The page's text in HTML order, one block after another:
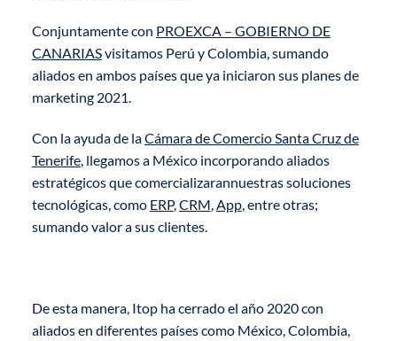
Conjuntamente con PROEXCA – GOBIERNO DE
CANARIASvisitamos Perú y Colombia, sumando
aliados en ambos países que ya iniciaron sus planes de
marketing 2021.
Con la ayuda de laCámara de Comercio Santa Cruz de
Tenerife, llegamos a México incorporando aliados
estratégicos que comercializarannuestras soluciones
tecnológicas, como ERP,CRM,App, entre otras;
sumando valor a sus clientes.
De esta manera, Itop ha cerrado el año 2020 con
aliados en diferentes países como México, Colombia,